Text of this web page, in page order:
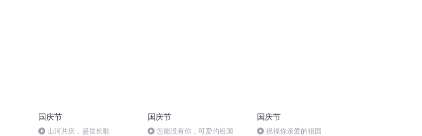
国庆节
山河共庆，盛世长歌
国庆节
怎能没有你，可爱的祖国
国庆节
祝福你亲爱的祖国